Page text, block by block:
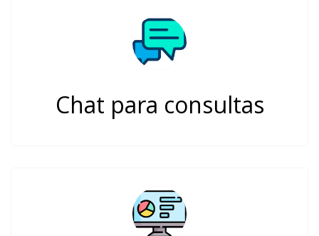
Chat para consultas